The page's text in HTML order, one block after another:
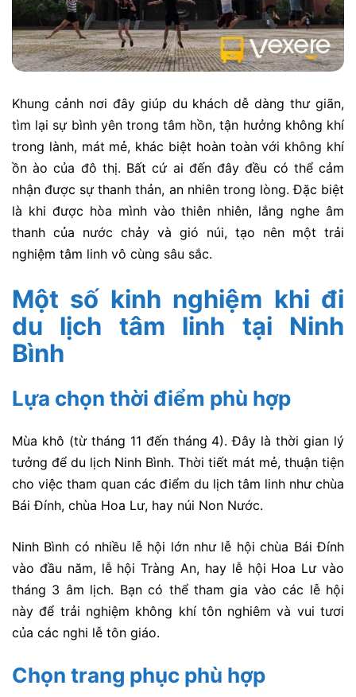
Khung cảnh nơi đây giúp du khách dễ dàng thư giãn,
tìm lại sự bình yên trong tâm hồn, tận hưởng không khí
trong lành, mát mẻ, khác biệt hoàn toàn với không khí
ồn ào của đô thị. Bất cứ ai đến đây đều có thể cảm
nhận được sự thanh thản, an nhiên trong lòng. Đặc biệt
là khi được hòa mình vào thiên nhiên, lắng nghe âm
thanh của nước chảy và gió núi, tạo nên một trải
nghiệm tâm linh vô cùng sâu sắc.
Một số kinh nghiệm khi đi
du lịch tâm linh tại Ninh
Bình
Lựa chọn thời điểm phù hợp
Mùa khô (từ tháng 11 đến tháng 4). Đây là thời gian lý
tưởng để du lịch Ninh Bình. Thời tiết mát mẻ, thuận tiện
cho việc tham quan các điểm du lịch tâm linh như chùa
Bái Đính, chùa Hoa Lư, hay núi Non Nước.
Ninh Bình có nhiều lễ hội lớn như lễ hội chùa Bái Đính
vào đầu năm, lễ hội Tràng An, hay lễ hội Hoa Lư vào
tháng 3 âm lịch. Bạn có thể tham gia vào các lễ hội
này để trải nghiệm không khí tôn nghiêm và vui tươi
của các nghi lễ tôn giáo.
Chọn trang phục phù hợp